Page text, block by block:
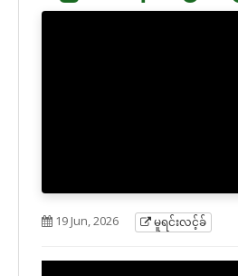
19 Jun, 2026 မူရင်းလင့်ခ်